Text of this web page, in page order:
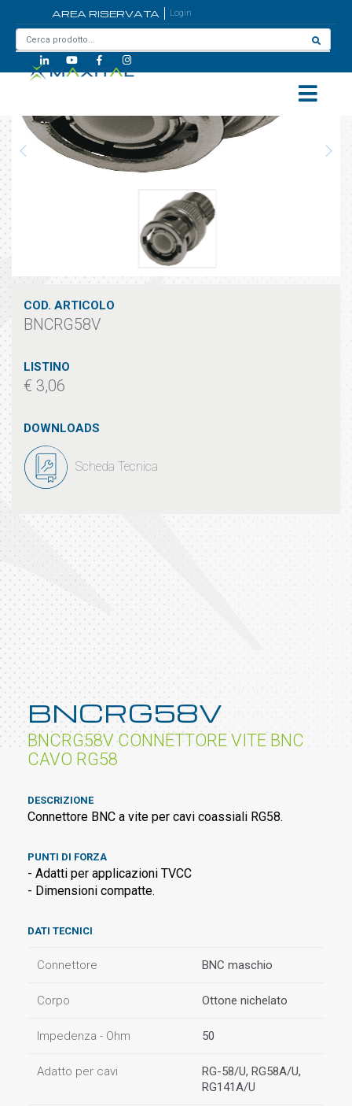
AREA RISERVATA Login
Home / BNCRG58V
COD. ARTICOLO
BNCRG58V
LISTINO
€ 3,06
DOWNLOADS
Scheda Tecnica
BNCRG58V
BNCRG58V CONNETTORE VITE BNC
CAVO RG58
DESCRIZIONE
Connettore BNC a vite per cavi coassiali RG58.
PUNTI DI FORZA
- Adatti per applicazioni TVCC
- Dimensioni compatte.
DATI TECNICI
Connettore BNC maschio
Corpo Ottone nichelato
Impedenza - Ohm 50
Adatto per cavi
RG-58/U, RG58A/U,
RG141A/U